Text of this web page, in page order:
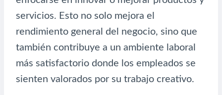
servicios. Esto no solo mejora el
rendimiento general del negocio, sino que
también contribuye a un ambiente laboral
más satisfactorio donde los empleados se
sienten valorados por su trabajo creativo.